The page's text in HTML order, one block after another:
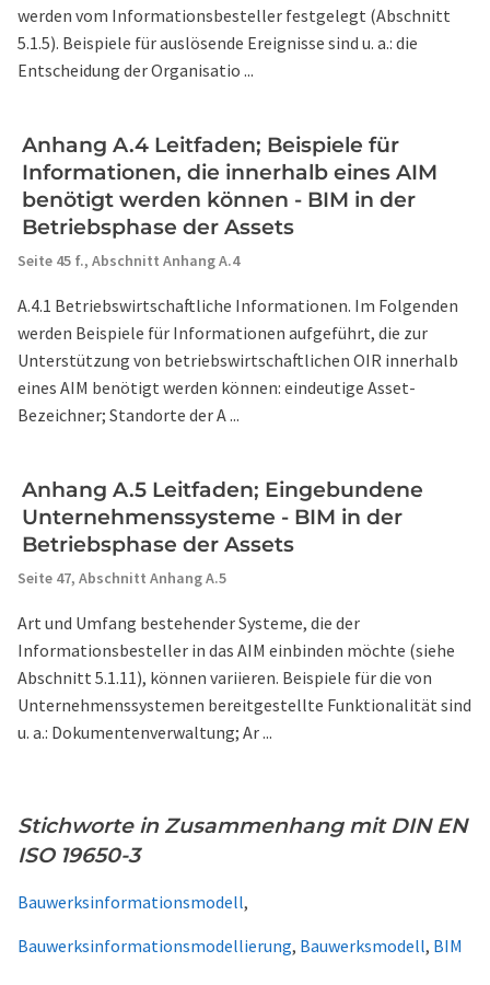
werden vom Informationsbesteller festgelegt (Abschnitt
5.1.5). Beispiele für auslösende Ereignisse sind u. a.: die
Entscheidung der Organisatio ...
Anhang A.4 Leitfaden; Beispiele für
Informationen, die innerhalb eines AIM
benötigt werden können - BIM in der
Betriebsphase der Assets
Seite 45 f., Abschnitt Anhang A.4
A.4.1 Betriebswirtschaftliche Informationen. Im Folgenden
werden Beispiele für Informationen aufgeführt, die zur
Unterstützung von betriebswirtschaftlichen OIR innerhalb
eines AIM benötigt werden können: eindeutige Asset-
Bezeichner; Standorte der A ...
Anhang A.5 Leitfaden; Eingebundene
Unternehmenssysteme - BIM in der
Betriebsphase der Assets
Seite 47, Abschnitt Anhang A.5
Art und Umfang bestehender Systeme, die der
Informationsbesteller in das AIM einbinden möchte (siehe
Abschnitt 5.1.11), können variieren. Beispiele für die von
Unternehmenssystemen bereitgestellte Funktionalität sind
u. a.: Dokumentenverwaltung; Ar ...
Stichworte in Zusammenhang mit DIN EN
ISO 19650-3
Bauwerksinformationsmodell,
Bauwerksinformationsmodellierung, Bauwerksmodell, BIM